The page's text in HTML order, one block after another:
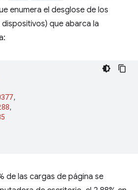
enumera el desglose de los
que abarca la
,
,
de las cargas de página se